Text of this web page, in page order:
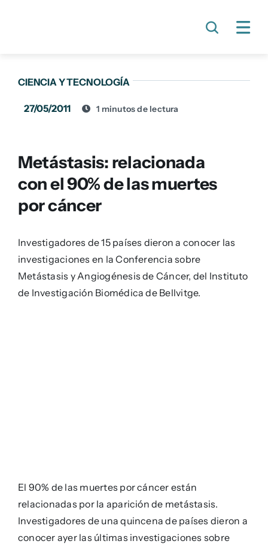
CIENCIA Y TECNOLOGÍA
27/05/2011 1 minutos de lectura
Metástasis: relacionada
con el 90% de las muertes
por cáncer
Investigadores de 15 países dieron a conocer las
investigaciones en la Conferencia sobre
Metástasis y Angiogénesis de Cáncer, del Instituto
de Investigación Biomédica de Bellvitge.
El 90% de las muertes por cáncer están
relacionadas por la aparición de metástasis.
Investigadores de una quincena de países dieron a
conocer ayer las últimas investigaciones sobre